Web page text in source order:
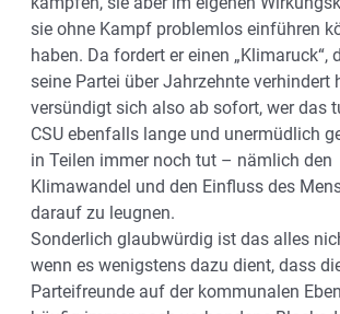
sie ohne Kampf problemlos einführen
haben. Da fordert er einen „Klimaruck“,
seine Partei über Jahrzehnte verhindert
versündigt sich also ab sofort, wer das
CSU ebenfalls lange und unermüdlich
in Teilen immer noch tut – nämlich den
Klimawandel und den Einfluss des
darauf zu leugnen.
Sonderlich glaubwürdig ist das alles
wenn es wenigstens dazu dient, dass
Parteifreunde auf der kommunalen